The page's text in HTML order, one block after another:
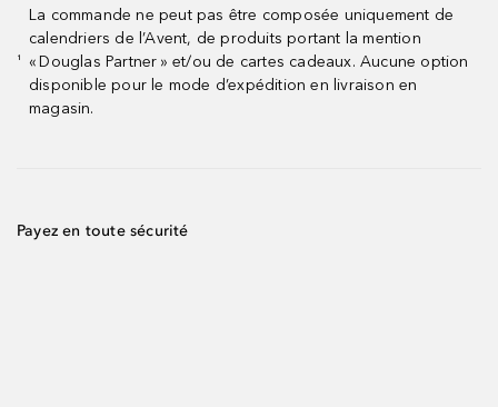
¹
La commande ne peut pas être composée uniquement de
calendriers de l’Avent, de produits portant la mention
« Douglas Partner » et/ou de cartes cadeaux. Aucune option
disponible pour le mode d’expédition en livraison en
magasin.
Payez en toute sécurité